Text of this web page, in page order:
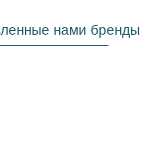
нами бренды